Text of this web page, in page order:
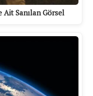
Sanılan Görsel